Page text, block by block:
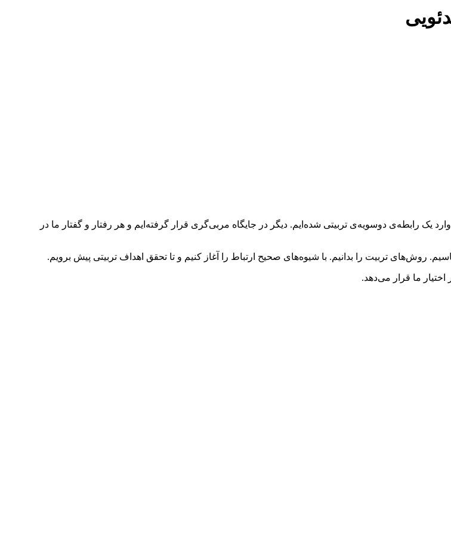
یک رابطه‌ی دوسویه‌ی تربیتی شده‌ایم. دیگر در جایگاه مربی‌گری قرار گرفته‌ایم و هر رفتار و گفتار ما در
تربیت را بدانیم. با شیوه‌های صحیح ارتباط را آغاز کنیم و تا تحقق اهداف تربیتی پیش برویم.
ما قرار می‌دهد.